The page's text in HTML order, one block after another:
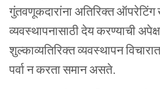
गुंतवणूकदारांना अतिरिक्त ऑपरेटिंग
व्यवस्थापनासाठी देय करण्याची
शुल्काव्यतिरिक्त व्यवस्थापन
पर्वा न करता समान असते.